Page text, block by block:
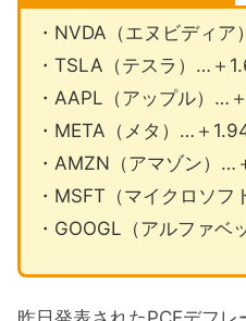
・NVDA（エヌビディ
・TSLA（テスラ）…＋
・AAPL（アップル）…
・META（メタ）…＋
・AMZN（アマゾン）…
・MSFT（マイクロソ
・GOOGL（アルファ